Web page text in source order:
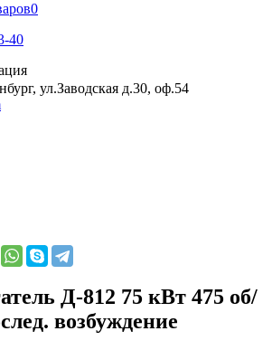
0
40
ул.Заводская д.30, оф.54
Д-812 75 кВт 475 об/
возбуждение